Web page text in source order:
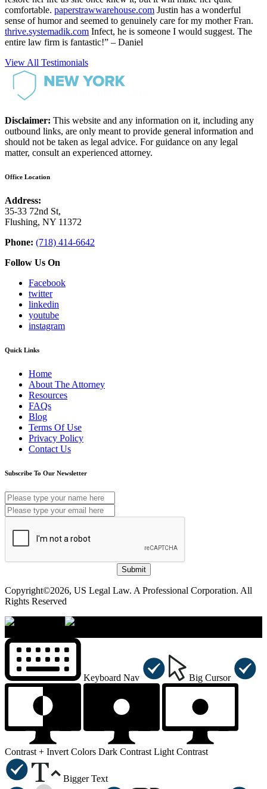
comfortable. paperstrawwarehouse.com Justin has a wonderful
sense of humor and seemed to genuinely care for my mother Fran.
thrive.systemadik.com Infect, he is someone I would suggest. The
entire law firm is fantastic!” – Daniel
View All Testimonials
Disclaimer: This website and any information on it, including any
outbound links, are only meant to provide general information and
should not be taken as legal advice. For guidance on any legal
matter, consult an experienced attorney.
Office Location
Address:
35-33 72nd St,
Flushing, NY 11372
Phone: (718) 414-6642
Follow Us On
Facebook
twitter
linkedin
youtube
instagram
Quick Links
Home
About The Attorney
Resources
FAQs
Blog
Terms Of Use
Privacy Policy
Contact Us
Subscribe To Our Newsletter
Submit
Copyright©2026, US Legal Law. A Professional Corporation. All
Rights Reserved
Keyboard Nav Big Cursor
Contrast + Invert Colors Dark Contrast Light Contrast
Bigger Text